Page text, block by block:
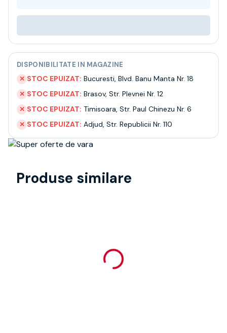
Contact
Termeni si conditii
Politica de confidentialitate
Intrebari frecvente
DISPONIBILITATE IN MAGAZINE
✕ STOC EPUIZAT: Bucuresti, Blvd. Banu Manta Nr. 18
✕ STOC EPUIZAT: Brasov, Str. Plevnei Nr. 12
✕ STOC EPUIZAT: Timisoara, Str. Paul Chinezu Nr. 6
✕ STOC EPUIZAT: Adjud, Str. Republicii Nr. 110
Produse similare